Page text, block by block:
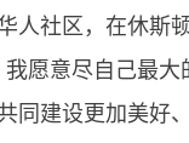
人社区，在休斯
愿意尽自己最大
同建设更加美好